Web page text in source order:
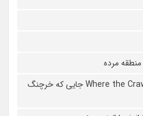
دانلود فیلم Where the Crawdads Sing 2022 جایی که خرچنگ